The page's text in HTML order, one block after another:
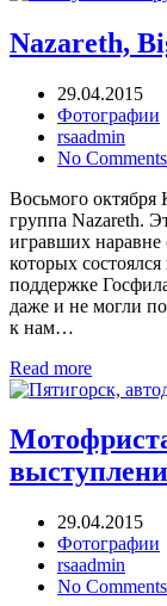
Nazareth,
29.04.2015
Фотографии
rsaadmin
No Comments
Восьмого октября
группа Nazareth.
игравших наравне
которых
поддержке
даже и не могли
к нам…
Read more
29.04.2015
Фотографии
rsaadmin
No Comments